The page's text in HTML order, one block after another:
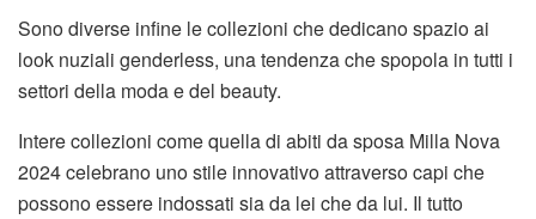
Sono diverse infine le collezioni che dedicano spazio ai
look nuziali genderless, una tendenza che spopola in tutti i
settori della moda e del beauty.
Intere collezioni come quella di abiti da sposa Milla Nova
2024 celebrano uno stile innovativo attraverso capi che
possono essere indossati sia da lei che da lui. Il tutto